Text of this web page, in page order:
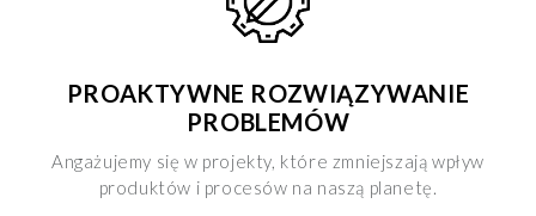
PROAKTYWNE ROZWIĄZYWANIE
PROBLEMÓW
Angażujemy się w projekty, które zmniejszają wpływ
produktów i procesów na naszą planetę.